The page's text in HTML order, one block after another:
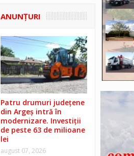
ANUNŢURI
Patru drumuri județene
din Argeș intră în
modernizare. Investiții
de peste 63 de milioane
lei
august 07, 2026